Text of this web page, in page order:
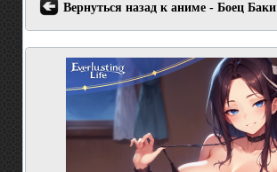
Вернуться назад к аниме - Боец Баки